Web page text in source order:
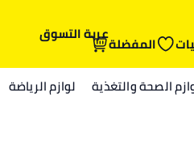
المفضلةعربة التسوق
الصحة والتغذية لوازم الرياضة